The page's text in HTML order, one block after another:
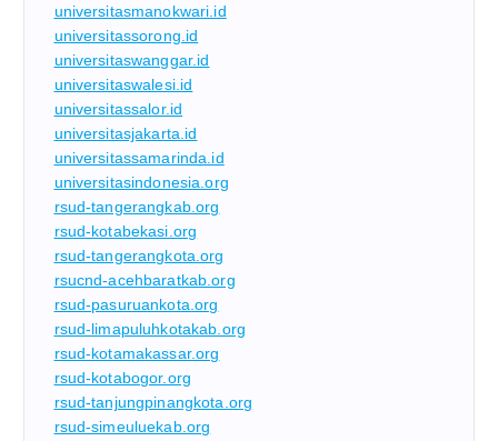
universitasmanokwari.id
universitassorong.id
universitaswanggar.id
universitaswalesi.id
universitassalor.id
universitasjakarta.id
universitassamarinda.id
universitasindonesia.org
rsud-tangerangkab.org
rsud-kotabekasi.org
rsud-tangerangkota.org
rsucnd-acehbaratkab.org
rsud-pasuruankota.org
rsud-limapuluhkotakab.org
rsud-kotamakassar.org
rsud-kotabogor.org
rsud-tanjungpinangkota.org
rsud-simeuluekab.org